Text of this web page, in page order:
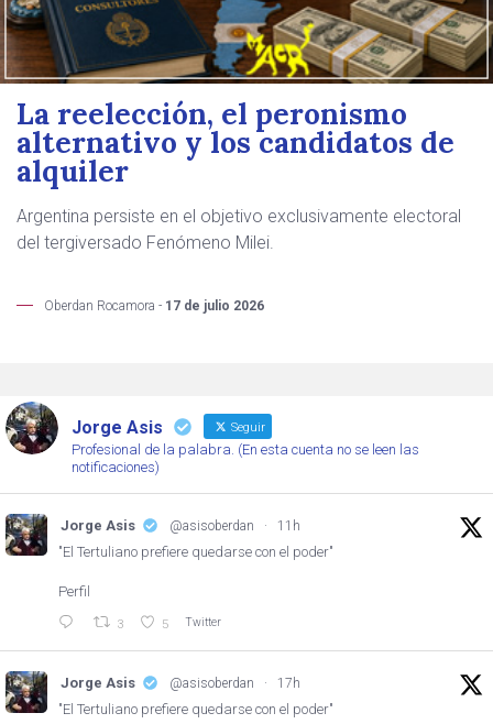
La reelección, el peronismo
alternativo y los candidatos de
alquiler
Argentina persiste en el objetivo exclusivamente electoral
del tergiversado Fenómeno Milei.
Oberdan Rocamora - 17 de julio 2026
Jorge Asis Seguir
Profesional de la palabra. (En esta cuenta no se leen las
notificaciones)
Jorge Asis @asisoberdan · 11h
"El Tertuliano prefiere quedarse con el poder"
Perfil
3 5 Twitter
Jorge Asis @asisoberdan · 17h
"El Tertuliano prefiere quedarse con el poder"